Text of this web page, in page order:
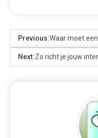
Previous:Waar moet
Next:Zo richt je jouw